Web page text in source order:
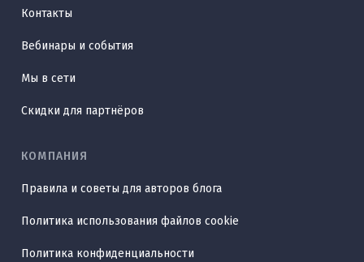
Контакты
Вебинары и события
Мы в сети
Скидки для партнёров
КОМПАНИЯ
Правила и советы для авторов блога
Политика использования файлов cookie
Политика конфиденциальности